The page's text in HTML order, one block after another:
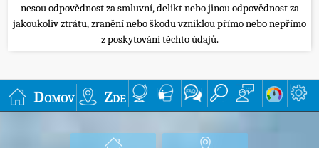
nesou odpovědnost za smluvní, delikt nebo jinou odpovědnost za
jakoukoliv ztrátu, zranění nebo škodu vzniklou přímo nebo nepřímo
z poskytování těchto údajů.
Domov Zde